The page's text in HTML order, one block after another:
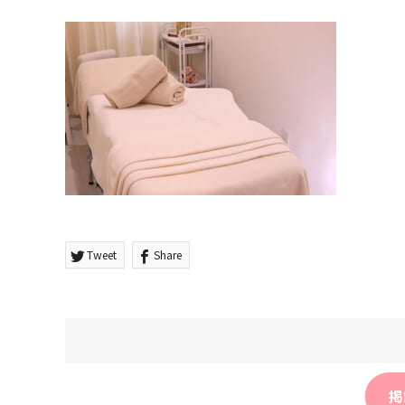
Tweet Share